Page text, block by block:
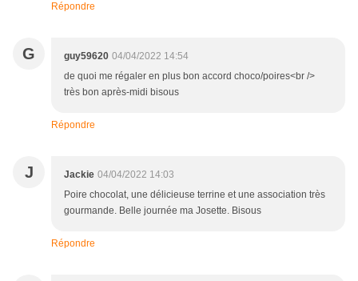
Répondre
G guy59620 04/04/2022 14:54
de quoi me régaler en plus bon accord choco/poires<br />
très bon après-midi bisous
Répondre
J Jackie 04/04/2022 14:03
Poire chocolat, une délicieuse terrine et une association très
gourmande. Belle journée ma Josette. Bisous
Répondre